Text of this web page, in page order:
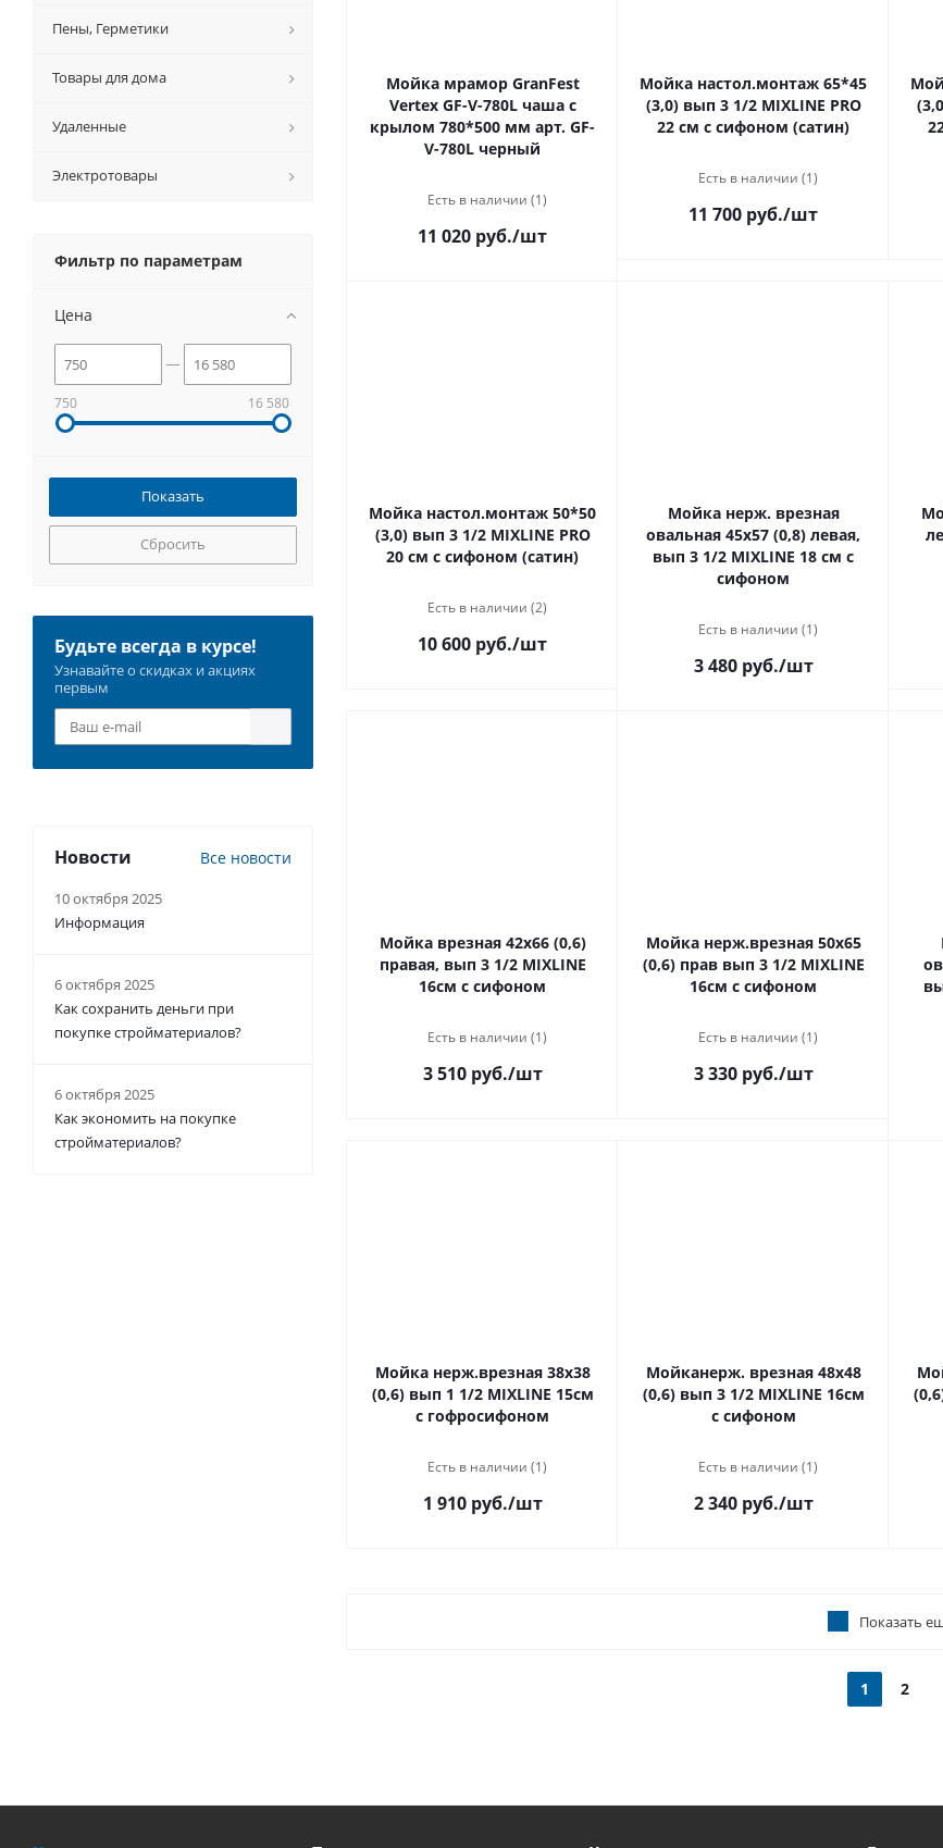
Мойка мрамор GranFest
Vertex GF-V-780L чаша c
крылом 780*500 мм арт. GF-
V-780L черный
Есть в наличии (1)
11 020 руб./шт
Мойка настол.монтаж 65*45
(3,0) вып 3 1/2 MIXLINE PRO
22 см с сифоном (сатин)
Есть в наличии (1)
11 700 руб./шт
Мойка настол.монтаж 50*50
(3,0) вып 3 1/2 MIXLINE PRO
20 см с сифоном (сатин)
Есть в наличии (2)
10 600 руб./шт
Мойка нерж. врезная
овальная 45х57 (0,8) левая,
вып 3 1/2 MIXLINE 18 см с
сифоном
Есть в наличии (1)
3 480 руб./шт
Мойка врезная 42х66 (0,6)
правая, вып 3 1/2 MIXLINE
16см с сифоном
Есть в наличии (1)
3 510 руб./шт
Мойка нерж.врезная 50х65
(0,6) прав вып 3 1/2 MIXLINE
16см с сифоном
Есть в наличии (1)
3 330 руб./шт
Мойка нерж.врезная 38х38
(0,6) вып 1 1/2 MIXLINE 15см
с гофросифоном
Есть в наличии (1)
1 910 руб./шт
Мойканерж. врезная 48х48
(0,6) вып 3 1/2 MIXLINE 16см
с сифоном
Есть в наличии (1)
2 340 руб./шт
Показать
1 2
Пены, Герметики
Товары для дома
Удаленные
Электротовары
Фильтр по параметрам
Цена
750 16 580
Сбросить
Будьте всегда в курсе!
Узнавайте о скидках и акциях
первым
Новости Все новости
10 октября 2025
Информация
6 октября 2025
Как сохранить деньги при
покупке стройматериалов?
6 октября 2025
Как экономить на покупке
стройматериалов?